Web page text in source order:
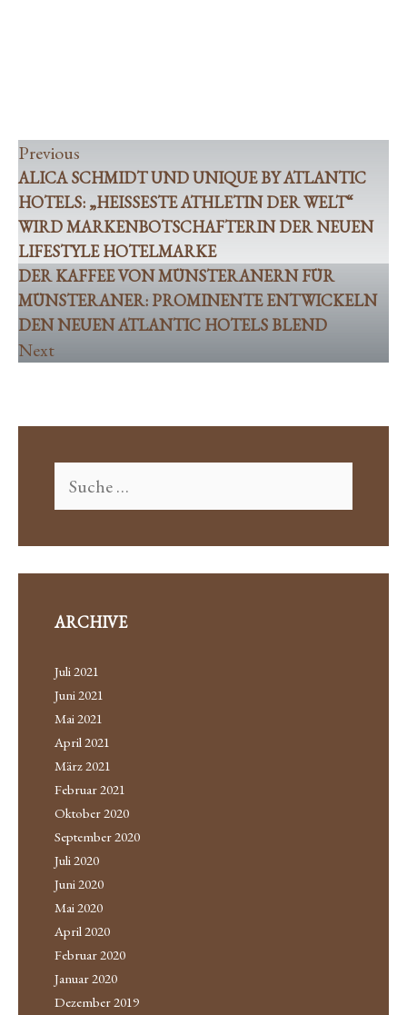
Previous
ALICA SCHMIDT UND UNIQUE BY ATLANTIC
HOTELS: „HEISSESTE ATHLETIN DER WELT“ W
IRD MARKENBOTSCHAFTERIN DER NEUEN L
IFESTYLE HOTELMARKE
DER KAFFEE VON MÜNSTERANERN FÜR
MÜNSTERANER: PROMINENTE ENTWICKELN
DEN NEUEN ATLANTIC HOTELS BLEND
Next
ARCHIVE
Juli 2021
Juni 2021
Mai 2021
April 2021
März 2021
Februar 2021
Oktober 2020
September 2020
Juli 2020
Juni 2020
Mai 2020
April 2020
Februar 2020
Januar 2020
Dezember 2019